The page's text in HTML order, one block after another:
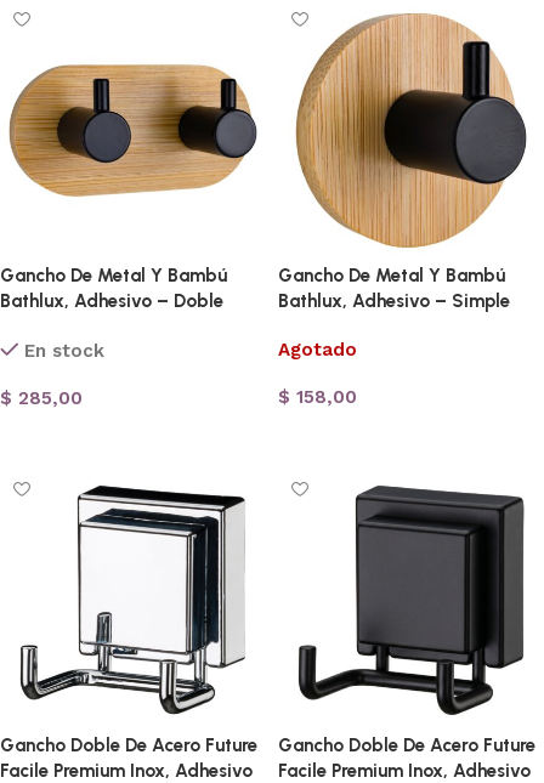
Gancho De Metal Y Bambú
Bathlux, Adhesivo – Doble
En stock
$ 285,00
Gancho De Metal Y Bambú
Bathlux, Adhesivo – Simple
Agotado
$ 158,00
Gancho Doble De Acero Future
Facile Premium Inox, Adhesivo
Gancho Doble De Acero Future
Facile Premium Inox, Adhesivo